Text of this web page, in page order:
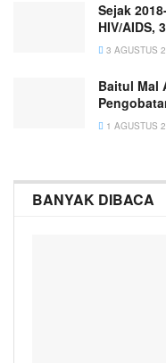
Sejak
HIV/AIDS,
3 AGUSTUS
Baitul Mal
1 AGUSTUS
BANYAK DIBACA